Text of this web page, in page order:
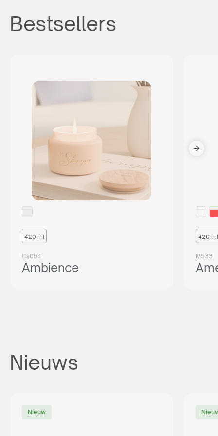
Bestsellers
420 ml
Ca004
Ambience
420 ml
M533
Nieuws
Nieuw